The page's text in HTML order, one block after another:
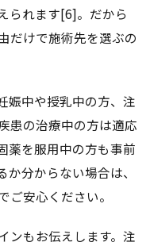
られます[6]。だから
だけで施術先を選ぶの
娠中や授乳中の方、注
患の治療中の方は適応
薬を服用中の方も事前
分からない場合は、
ご安心ください。
ンもお伝えします。注